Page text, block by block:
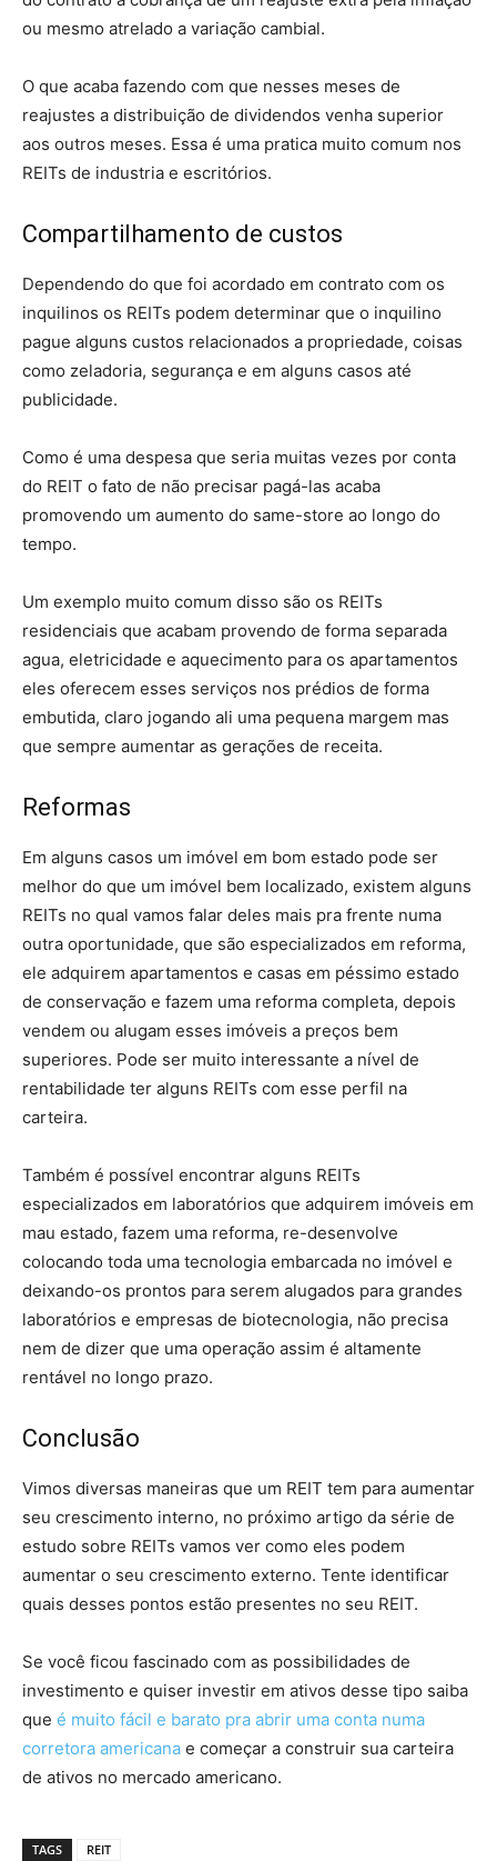
ou mesmo atrelado a variação cambial.
O que acaba fazendo com que nesses meses de
reajustes a distribuição de dividendos venha superior
aos outros meses. Essa é uma pratica muito comum nos
REITs de industria e escritórios.
Compartilhamento de custos
Dependendo do que foi acordado em contrato com os
inquilinos os REITs podem determinar que o inquilino
pague alguns custos relacionados a propriedade, coisas
como zeladoria, segurança e em alguns casos até
publicidade.
Como é uma despesa que seria muitas vezes por conta
do REIT o fato de não precisar pagá-las acaba
promovendo um aumento do same-store ao longo do
tempo.
Um exemplo muito comum disso são os REITs
residenciais que acabam provendo de forma separada
agua, eletricidade e aquecimento para os apartamentos
eles oferecem esses serviços nos prédios de forma
embutida, claro jogando ali uma pequena margem mas
que sempre aumentar as gerações de receita.
Reformas
Em alguns casos um imóvel em bom estado pode ser
melhor do que um imóvel bem localizado, existem alguns
REITs no qual vamos falar deles mais pra frente numa
outra oportunidade, que são especializados em reforma,
ele adquirem apartamentos e casas em péssimo estado
de conservação e fazem uma reforma completa, depois
vendem ou alugam esses imóveis a preços bem
superiores. Pode ser muito interessante a nível de
rentabilidade ter alguns REITs com esse perfil na
carteira.
Também é possível encontrar alguns REITs
especializados em laboratórios que adquirem imóveis em
mau estado, fazem uma reforma, re-desenvolve
colocando toda uma tecnologia embarcada no imóvel e
deixando-os prontos para serem alugados para grandes
laboratórios e empresas de biotecnologia, não precisa
nem de dizer que uma operação assim é altamente
rentável no longo prazo.
Conclusão
Vimos diversas maneiras que um REIT tem para aumentar
seu crescimento interno, no próximo artigo da série de
estudo sobre REITs vamos ver como eles podem
aumentar o seu crescimento externo. Tente identificar
quais desses pontos estão presentes no seu REIT.
Se você ficou fascinado com as possibilidades de
investimento e quiser investir em ativos desse tipo saiba
que é muito fácil e barato pra abrir uma conta numa
corretora americana e começar a construir sua carteira
de ativos no mercado americano.
TAGS REIT